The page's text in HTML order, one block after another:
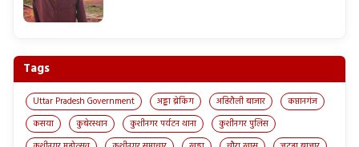
Tags
Uttar Pradesh Government अड्डा ब्रेकिंग अहिरौली बाजार
कप्तानगंज
कसया
कुबेरस्थान कुशीनगर पर्यटन थाना
कुशीनगर पुलिस